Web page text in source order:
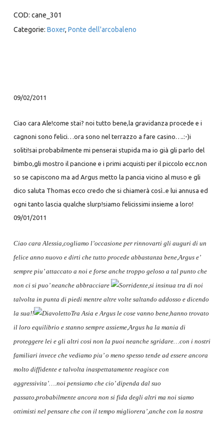
COD: cane_301
Categorie: Boxer, Ponte dell'arcobaleno
09/02/2011
Ciao cara Ale!come stai? noi tutto bene,la gravidanza procede e i
cagnoni sono felici…ora sono nel terrazzo a fare casino….:-)i
soliti!sai probabilmente mi penserai stupida ma io già gli parlo del
bimbo,gli mostro il pancione e i primi acquisti per il piccolo ecc.non
so se capiscono ma ad Argus metto la pancia vicino al muso e gli
dico saluta Thomas ecco credo che si chiamerà così..e lui annusa ed
ogni tanto lascia qualche slurp!siamo felicissimi insieme a loro!
09/01/2011
Ciao cara Alessia,cogliamo l’occasione per rinnovarti gli auguri di un
felice anno nuovo e dirti che tutto procede abbastanza bene,Argus e’
sempre piu’ attaccato a noi e forse anche troppo geloso a tal punto che
non ci si puo’ neanche abbracciare
,si insinua tra di noi
talvolta in punta di piedi mentre altre volte saltando addosso e dicendo
la sua!!
Tra Asia e Argus le cose vanno bene,hanno trovato
il loro equilibrio e stanno sempre assieme,Argus ha la mania di
proteggere lei e gli altri cosi non la puoi neanche sgridare…con i nostri
familiari invece che vediamo piu’ o meno spesso tende ad essere ancora
molto diffidente e talvolta inaspettatamente reagisce con
aggressivita’….noi pensiamo che cio’ dipenda dal suo
passato,probabilmente ancora non si fida degli altri ma noi siamo
ottimisti nel pensare che con il tempo migliorera’,anche con la nostra